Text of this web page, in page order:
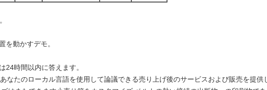
を動かすデモ。
24時間以内に答えます。
なたのローカル言語を使用して論議できる売り上げ後のサービスおよび販売を提供